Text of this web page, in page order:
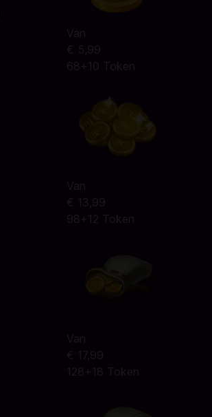
Van
€ 5,99
68+10 Token
Van
€ 13,99
98+12 Token
Van
€ 17,99
128+18 Token